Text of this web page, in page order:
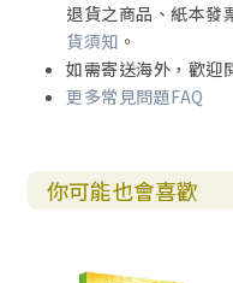
退貨之商品、紙本發
貨須知 。
如需寄送海外，歡迎
更多常見問題FAQ
你可能也會喜歡